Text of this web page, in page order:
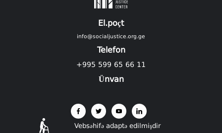
El.poçt
info@socialjustice.org.ge
Telefon
+995 599 65 66 11
Ünvan
Vebsəhifə adaptə edilmişdir